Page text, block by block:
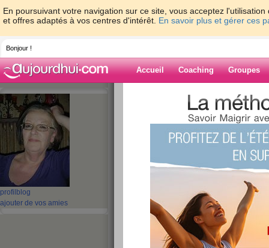
En poursuivant votre navigation sur ce site, vous acceptez
et offres adaptés à vos centres d'intérêt. En savoir plus et gérer ces
Bonjour !
Accueil Coaching Groupes
profil blog
ajouter de vos amies
> > En
Blog de
En rage.....